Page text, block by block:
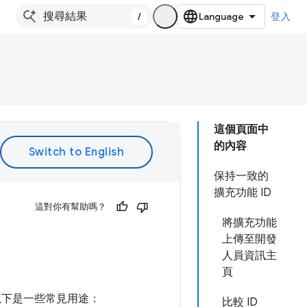
/ 登入
這個頁面中
的內容
保持一致的
擴充功能 ID
將擴充功能
上傳至開發
人員資訊主
頁
比較 ID
這對你有幫助嗎？
是一些常見用途：